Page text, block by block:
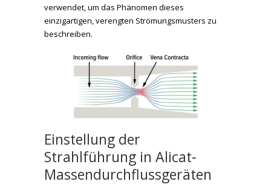
verwendet, um das Phänomen dieses
einzigartigen, verengten Strömungsmusters zu
beschreiben.
Einstellung der
Strahlführung in Alicat-
Massendurchflussgeräten